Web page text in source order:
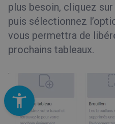
plus besoin, cliquez
puis sélectionnez
vous permettra de
prochains tableaux.